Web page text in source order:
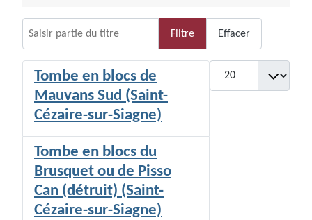
Filtre Effacer
Afficher #
Tombe en blocs de
Mauvans Sud (Saint-
Cézaire-sur-Siagne)
Tombe en blocs du
Brusquet ou de Pisso
Can (détruit) (Saint-
Cézaire-sur-Siagne)